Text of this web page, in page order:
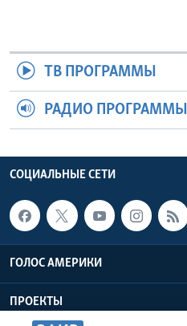
ТВ ПРОГРАММЫ
РАДИО ПРОГРАММЫ
СОЦИАЛЬНЫЕ СЕТИ
ГОЛОС АМЕРИКИ
ПРОЕКТЫ